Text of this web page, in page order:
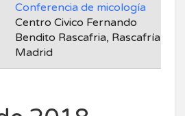
Conferencia de micología
Centro Civico Fernando
Bendito Rascafria, Rascafría
Madrid